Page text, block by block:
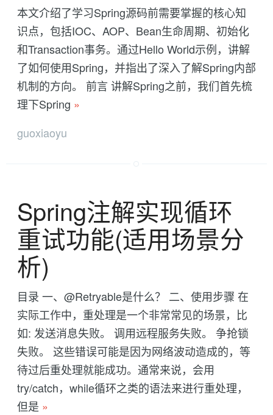
本文介绍了学习Spring源码前需要掌握的核心知
识点，包括IOC、AOP、Bean生命周期、初始化
和Transaction事务。通过Hello World示例，讲解
了如何使用Spring，并指出了深入了解Spring内部
机制的方向。 前言 讲解Spring之前，我们首先梳
理下Spring »
guoxiaoyu
Spring注解实现循环
重试功能(适用场景分
析)
目录 一、@Retryable是什么？ 二、使用步骤 在
实际工作中，重处理是一个非常常见的场景，比
如: 发送消息失败。 调用远程服务失败。 争抢锁
失败。 这些错误可能是因为网络波动造成的，等
待过后重处理就能成功。通常来说，会用
try/catch，while循环之类的语法来进行重处理，
但是 »